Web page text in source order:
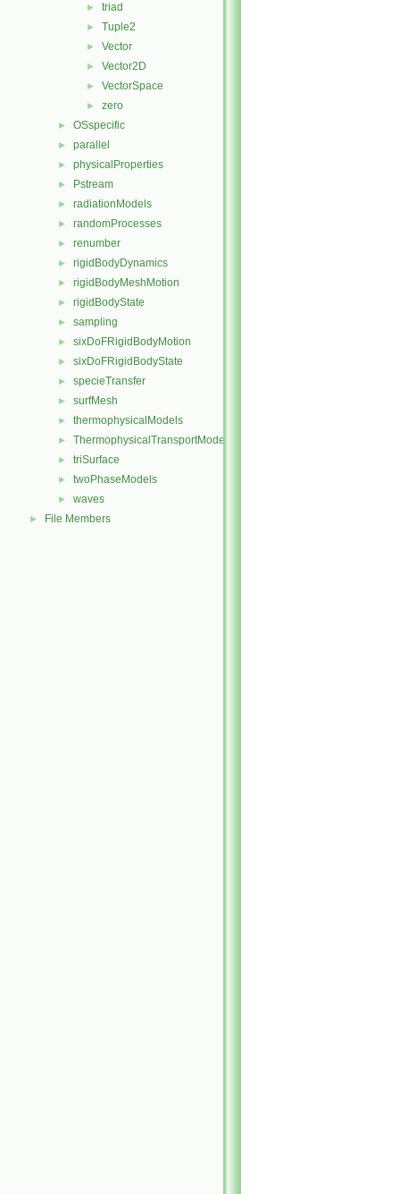
► triad
► Tuple2
► Vector
► Vector2D
► VectorSpace
► zero
► OSspecific
► parallel
► physicalProperties
► Pstream
► radiationModels
► randomProcesses
► renumber
► rigidBodyDynamics
► rigidBodyMeshMotion
► rigidBodyState
► sampling
► sixDoFRigidBodyMotion
► sixDoFRigidBodyState
► specieTransfer
► surfMesh
► thermophysicalModels
► ThermophysicalTransportModels
► triSurface
► twoPhaseModels
► waves
► File Members